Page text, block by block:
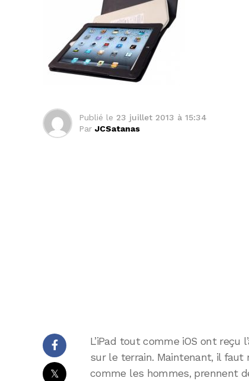
Publié le 23 juillet 2013 à 15:34
Par JCSatanas
𝕏
L’iPad tout comme iOS ont reçu
sur le terrain. Maintenant, il
comme les hommes, prennent